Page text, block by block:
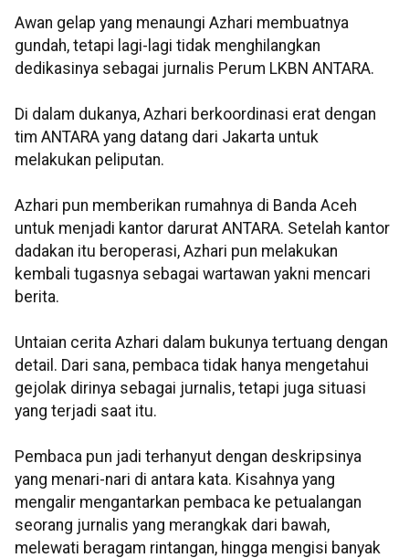
Awan gelap yang menaungi Azhari membuatnya
gundah, tetapi lagi-lagi tidak menghilangkan
dedikasinya sebagai jurnalis Perum LKBN ANTARA.
Di dalam dukanya, Azhari berkoordinasi erat dengan
tim ANTARA yang datang dari Jakarta untuk
melakukan peliputan.
Azhari pun memberikan rumahnya di Banda Aceh
untuk menjadi kantor darurat ANTARA. Setelah kantor
dadakan itu beroperasi, Azhari pun melakukan
kembali tugasnya sebagai wartawan yakni mencari
berita.
Untaian cerita Azhari dalam bukunya tertuang dengan
detail. Dari sana, pembaca tidak hanya mengetahui
gejolak dirinya sebagai jurnalis, tetapi juga situasi
yang terjadi saat itu.
Pembaca pun jadi terhanyut dengan deskripsinya
yang menari-nari di antara kata. Kisahnya yang
mengalir mengantarkan pembaca ke petualangan
seorang jurnalis yang merangkak dari bawah,
melewati beragam rintangan, hingga mengisi banyak